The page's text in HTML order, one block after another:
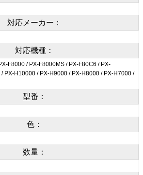
対応メーカー：
対応機種：
F8000 / PX-F8000MS / PX-F80C6 / PX-
PX-H10000 / PX-H9000 / PX-H8000 / PX-H7000 /
型番：
色：
数量：